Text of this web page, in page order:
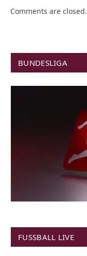
Comments are closed.
BUNDESLIGA
FUSSBALL LIVE